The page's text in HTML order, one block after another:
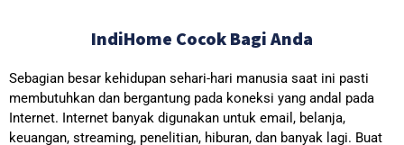
IndiHome Cocok Bagi Anda
Sebagian besar kehidupan sehari-hari manusia saat ini pasti
membutuhkan dan bergantung pada koneksi yang andal pada
Internet. Internet banyak digunakan untuk email, belanja,
keuangan, streaming, penelitian, hiburan, dan banyak lagi. Buat